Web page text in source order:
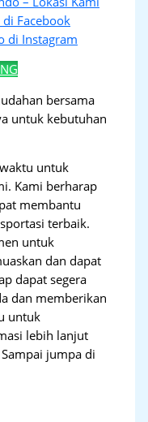
Facebook
di Instagram
bersama
untuk kebutuhan
untuk
Kami berharap
membantu
terbaik.
untuk
dan dapat
dapat segera
dan memberikan
untuk
lebih lanjut
jumpa di